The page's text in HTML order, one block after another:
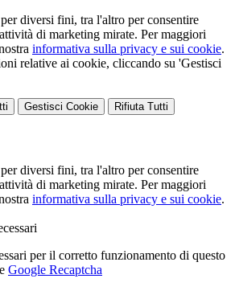
diversi fini, tra l'altro per consentire
di marketing mirate. Per maggiori
informativa sulla privacy e sui cookie.
relative ai cookie, cliccando su 'Gestisci
Gestisci Cookie Rifiuta Tutti
diversi fini, tra l'altro per consentire
di marketing mirate. Per maggiori
informativa sulla privacy e sui cookie.
per il corretto funzionamento di questo
e Google Recaptcha